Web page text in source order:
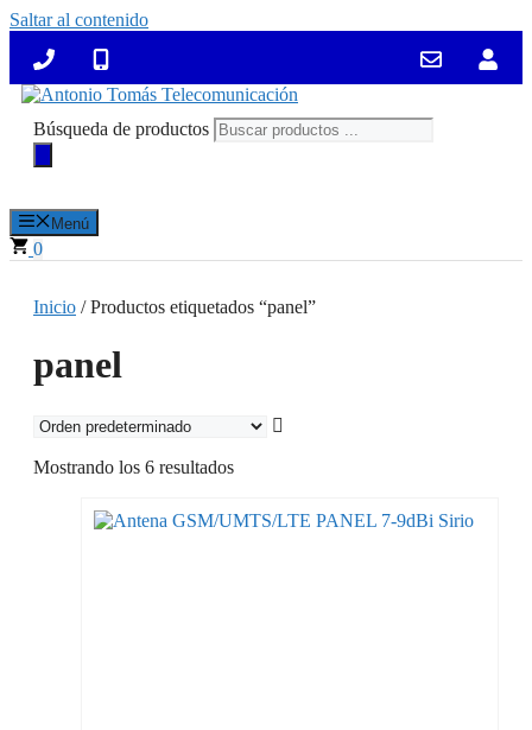
Saltar al contenido
Búsqueda de productos
Menú
0
Inicio / Productos etiquetados “panel”
panel
Mostrando los 6 resultados